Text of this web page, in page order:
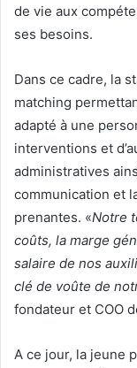
de vie aux
ses besoins.
Dans ce cadre, la
matching
adapté à une
interventions et
administratives
communication et
prenantes. «Notre
coûts, la marge
salaire de nos
clé de voûte de
fondateur et COO
A ce jour, la jeune